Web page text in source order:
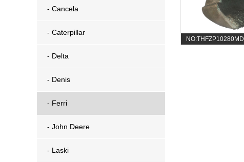
- Cancela
- Caterpillar
- Delta
- Denis
- Ferri
- John Deere
- Laski
NO:THFZP10280MD